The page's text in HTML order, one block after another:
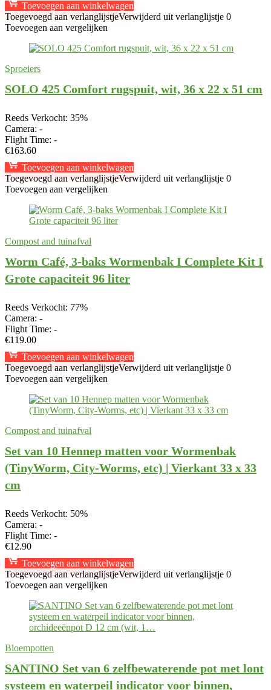
Toevoegen aan winkelwagen
Toegevoegd aan verlanglijstjeVerwijderd uit verlanglijstje 0
Toevoegen aan vergelijken
Sproeiers
SOLO 425 Comfort rugspuit, wit, 36 x 22 x 51 cm
Reeds Verkocht: 35%
Camera: -
Flight Time: -
€163.60
Toevoegen aan winkelwagen
Toegevoegd aan verlanglijstjeVerwijderd uit verlanglijstje 0
Toevoegen aan vergelijken
Compost and tuinafval
Worm Café, 3-baks Wormenbak I Complete Kit I
Grote capaciteit 96 liter
Reeds Verkocht: 77%
Camera: -
Flight Time: -
€119.00
Toevoegen aan winkelwagen
Toegevoegd aan verlanglijstjeVerwijderd uit verlanglijstje 0
Toevoegen aan vergelijken
Compost and tuinafval
Set van 10 Hennep matten voor Wormenbak
(TinyWorm, City-Worms, etc) | Vierkant 33 x 33
cm
Reeds Verkocht: 50%
Camera: -
Flight Time: -
€12.90
Toevoegen aan winkelwagen
Toegevoegd aan verlanglijstjeVerwijderd uit verlanglijstje 0
Toevoegen aan vergelijken
Bloempotten
SANTINO Set van 6 zelfbewaterende pot met lont
systeem en waterpeil indicator voor binnen,